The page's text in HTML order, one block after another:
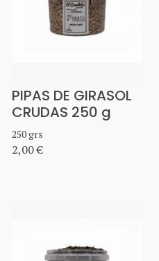
PIPAS DE GIRASOL
CRUDAS 250 g
250 grs
2,00 €